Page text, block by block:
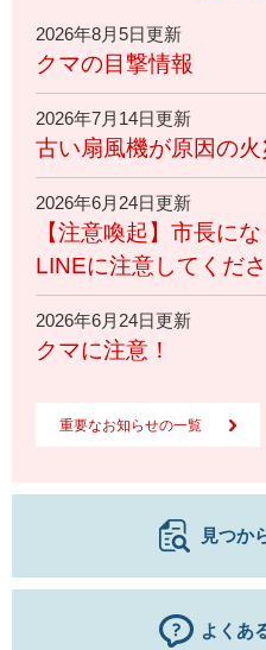
2026年8月5日更新
クマの目撃情報
2026年7月14日更新
古い扇風機が原因の
2026年6月24日更新
【注意喚起】市長に
LINEに注意してくだ
2026年6月24日更新
クマに注意！
重要なお知らせの一覧
見つか
よくあ